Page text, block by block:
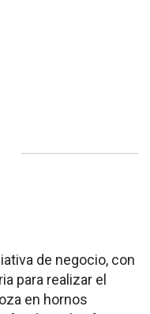
de negocio, con
para realizar el
en hornos